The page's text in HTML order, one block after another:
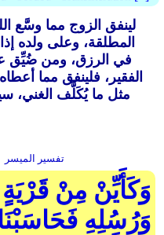
لينفق الزوج مما وسَّع
المطلقة، وعلى ولده
في الرزق، ومن ضُيِّق
الفقير، فلينفق مما
مثل ما يُكَلَّف الغني،
تفسير الميسر
وَكَأَيِّنْ مِنْ
وَرُسُلِهِ